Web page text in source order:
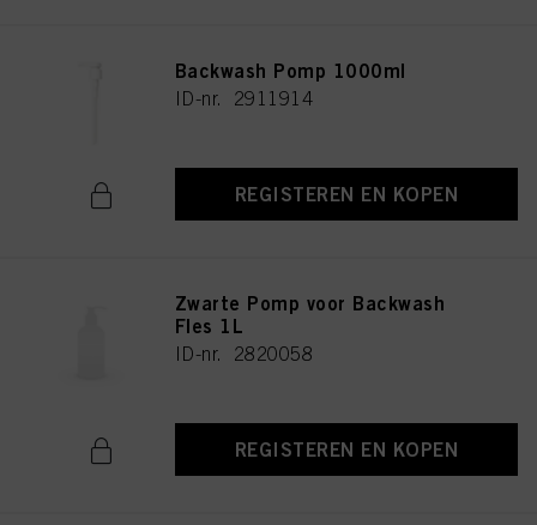
Backwash Pomp 1000ml
ID-nr. 2911914
REGISTEREN EN KOPEN
Zwarte Pomp voor Backwash
Fles 1L
ID-nr. 2820058
REGISTEREN EN KOPEN